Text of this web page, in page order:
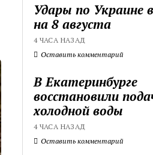
Удары по Украине
на 8 августа
4 ЧАСА НАЗАД
Оставить комментарий
В Екатеринбурге
восстановили
холодной воды
4 ЧАСА НАЗАД
Оставить комментарий